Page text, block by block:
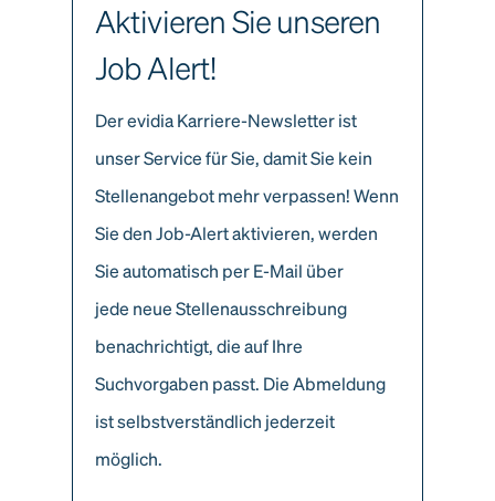
Aktivieren Sie unseren
Job Alert!
Der evidia Karriere-Newsletter ist
unser Service für Sie, damit Sie kein
Stellenangebot mehr verpassen! Wenn
Sie den Job-Alert aktivieren, werden
Sie automatisch per E-Mail über
jede neue Stellenausschreibung
benachrichtigt, die auf Ihre
Suchvorgaben passt. Die Abmeldung
ist selbstverständlich jederzeit
möglich.